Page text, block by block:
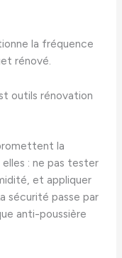
la fréquence
rénové.
outils rénovation
la
: ne pas tester
et appliquer
sécurité passe par
anti-poussière